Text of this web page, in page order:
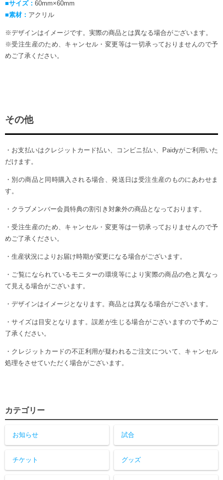
■サイズ： 60mm×60mm
■素材： アクリル
※デザインはイメージです。実際の商品とは異なる場合がございます。
※受注生産のため、キャンセル・変更等は一切承っておりませんので予
めご了承ください。
その他
・お支払いはクレジットカード払い、コンビニ払い、Paidyがご利用いた
だけます。
・別の商品と同時購入される場合、発送日は受注生産のものにあわせま
す。
・クラブメンバー会員特典の割引き対象外の商品となっております。
・受注生産のため、キャンセル・変更等は一切承っておりませんので予
めご了承ください。
・生産状況によりお届け時期が変更になる場合がございます。
・ご覧になられているモニターの環境等により実際の商品の色と異なっ
て見える場合がございます。
・デザインはイメージとなります。商品とは異なる場合がございます。
・サイズは目安となります。誤差が生じる場合がございますので予めご
了承ください。
・クレジットカードの不正利用が疑われるご注文について、キャンセル
処理をさせていただく場合がございます。
カテゴリー
お知らせ 試合
チケット グッズ